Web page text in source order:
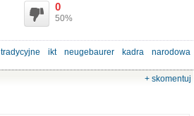
0
50%
tradycyjne ikt neugebaurer kadra
narodowa
+ skomentuj